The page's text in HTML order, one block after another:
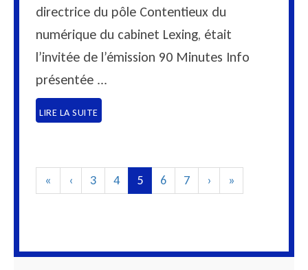
directrice du pôle Contentieux du
numérique du cabinet Lexing, était
l’invitée de l’émission 90 Minutes Info
présentée ...
LIRE LA SUITE
« ‹ 3 4 5 6 7 › »